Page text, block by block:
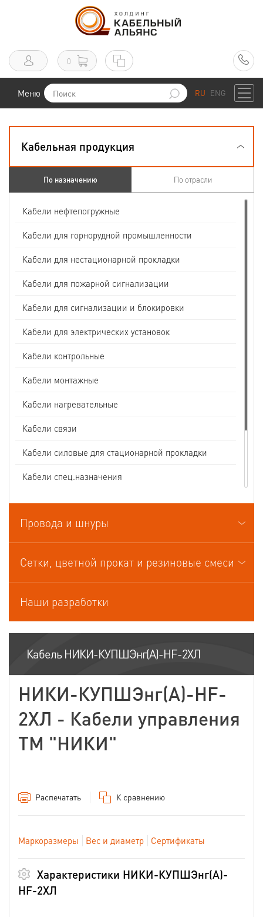
0
Меню RU ENG
Кабельная продукция
По назначению По отрасли
Кабели нефтепогружные
Кабели для горнорудной промышленности
Кабели для нестационарной прокладки
Кабели для пожарной сигнализации
Кабели для сигнализации и блокировки
Кабели для электрических установок
Кабели контрольные
Кабели монтажные
Кабели нагревательные
Кабели связи
Кабели силовые для стационарной прокладки
Кабели спец.назначения
Кабели судовые
Кабели термоэлектродные
Провода и шнуры
Сетки, цветной прокат и резиновые смеси
Наши разработки
Кабель НИКИ-КУПШЭнг(А)-HF-2ХЛ
НИКИ-КУПШЭнг(А)-HF-
2ХЛ - Кабели управления
ТМ "НИКИ"
Распечатать К сравнению
Маркоразмеры Вес и диаметр Сертификаты
Характеристики НИКИ-КУПШЭнг(А)-
HF-2ХЛ